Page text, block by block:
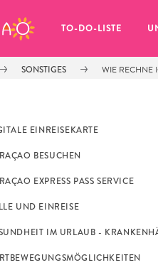
TO-DO-LISTE
SONSTIGES WIE RECHNE
EINREISEKARTE
BESUCHEN
EXPRESS PASS SERVICE
UND EINREISE
IM URLAUB -
als ob Sie noch
haben.